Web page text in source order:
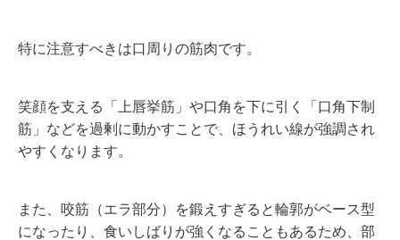
特に注意すべきは口周りの筋肉です。
笑顔を支える「上唇挙筋」や口角を下に引く「口角下制
筋」などを過剰に動かすことで、ほうれい線が強調され
やすくなります。
また、咬筋（エラ部分）を鍛えすぎると輪郭がベース型
になったり、食いしばりが強くなることもあるため、部